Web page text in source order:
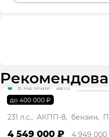
до 400 000 ₽
В наличии · авто
GS8 GT
231 л.с., АКПП-8, бензин,
4 549 000 ₽ 4 949 000